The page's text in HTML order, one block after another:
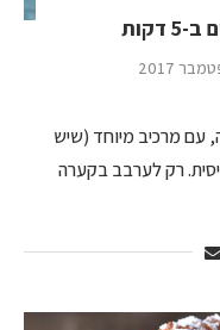
עם מרכיב מיוחד (שיש
רק לערבב בקערה